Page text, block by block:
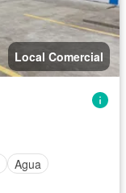
Local Comercial
Agua